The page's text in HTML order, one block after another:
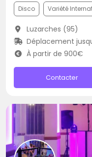
Disco Variété
Luzarches (95)
Déplacement
À partir de 900€
Contacter